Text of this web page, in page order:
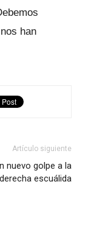
han
Artículo siguiente
nuevo golpe a la
derecha escuálida